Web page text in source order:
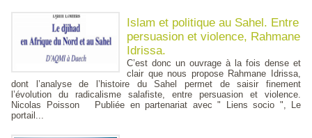
Islam et politique au Sahel. Entre
persuasion et violence, Rahmane
Idrissa.
C’est donc un ouvrage à la fois dense et
clair que nous propose Rahmane Idrissa,
dont l’analyse de l’histoire du Sahel permet de saisir finement
l’évolution du radicalisme salafiste, entre persuasion et violence.
Nicolas Poisson Publiée en partenariat avec " Liens socio ", Le
portail...